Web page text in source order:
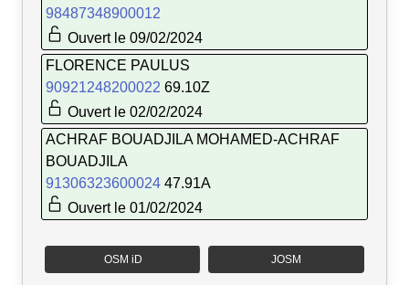
98487348900012
Ouvert le 09/02/2024
FLORENCE PAULUS
90921248200022 69.10Z
Ouvert le 02/02/2024
ACHRAF BOUADJILA MOHAMED-ACHRAF
BOUADJILA
91306323600024 47.91A
Ouvert le 01/02/2024
OSM iD JOSM